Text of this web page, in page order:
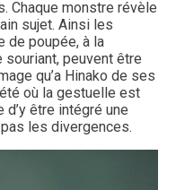
Chaque monstre révèle
sujet. Ainsi les
de poupée, à la
peuvent être
qu’a Hinako de ses
où la gestuelle est
être intégré une
les divergences.